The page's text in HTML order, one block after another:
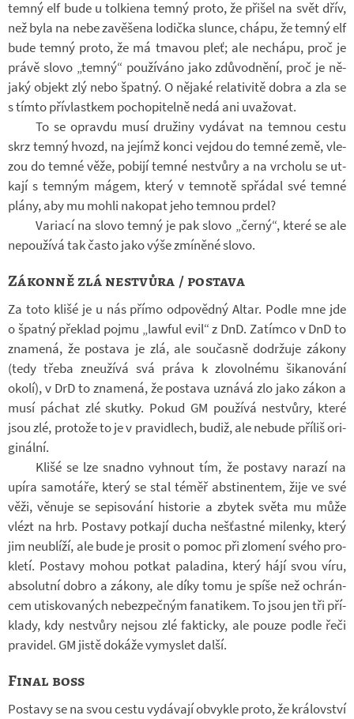
temný elf bude u tol­ki­ena temný proto, že při­šel na svět dřív,
než byla na nebe za­vě­šena lo­dička slunce, chápu, že temný elf
bude temný proto, že má tma­vou pleť; ale ne­chápu, proč je
právě slovo „temný“ po­u­ží­váno jako zdů­vod­nění, proč je ně­
jaký ob­jekt zlý nebo špatný. O ně­jaké re­la­ti­vitě dobra a zla se
s tímto pří­vlast­kem po­cho­pi­telně nedá ani uva­žo­vat.
To se opravdu musí dru­žiny vy­dá­vat na tem­nou cestu
skrz temný hvozd, na je­jímž konci ve­jdou do temné země, vle­
zou do temné věže, po­bijí temné ne­stvůry a na vr­cholu se ut­
kají s tem­ným mágem, který v tem­notě spřá­dal své temné
plány, aby mu mohli na­ko­pat jeho tem­nou prdel?
Va­ri­ací na slovo temný je pak slovo „černý“, které se ale
ne­po­u­žívá tak často jako výše zmí­něné slovo.
Zákonně zlá nestvůra / postava
Za toto klišé je u nás přímo od­po­vědný Altar. Podle mne jde
o špatný pře­klad pojmu „la­w­ful evil“ z DnD. Za­tímco v DnD to
zna­mená, že po­stava je zlá, ale sou­časně do­dr­žuje zá­kony
(tedy třeba zne­u­žívá svá práva k zlo­vol­nému ši­ka­no­vání
okolí), v DrD to zna­mená, že po­stava uznává zlo jako zákon a
musí páchat zlé skutky. Pokud GM po­u­žívá ne­stvůry, které
jsou zlé, pro­tože to je v pra­vi­dlech, budiž, ale ne­bude pří­liš ori­
gi­nální.
Klišé se lze snadno vy­hnout tím, že po­stavy na­razí na
upíra sa­mo­táře, který se stal téměř absti­nen­tem, žije ve své
věži, vě­nuje se se­pi­so­vání his­to­rie a zby­tek světa mu může
vlézt na hrb. Po­stavy po­t­kají ducha ne­šťastné mi­lenky, který
jim ne­u­blíží, ale bude je pro­sit o pomoc při zlo­mení svého pro­
kletí. Po­stavy mohou po­tkat pa­la­dina, který hájí svou víru,
ab­so­lutní dobro a zá­kony, ale díky tomu je spíše než ochrán­
cem utis­ko­va­ných ne­bez­peč­ným fa­na­ti­kem. To jsou jen tři pří­
klady, kdy ne­stvůry nejsou zlé fak­ticky, ale pouze podle řeči
pra­vi­del. GM jistě do­káže vy­mys­let další.
Final boss
Po­stavy se na svou cestu vy­dá­vají ob­vykle proto, že krá­lov­ství